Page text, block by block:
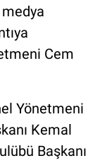
medya
Cem
Yönetmeni
Kemal
Başkanı